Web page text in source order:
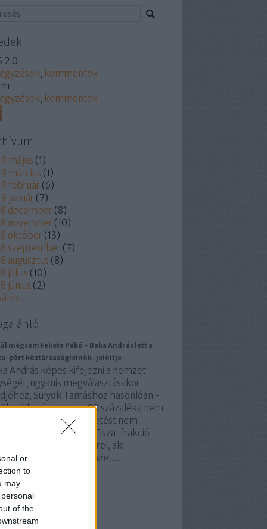
or
to
may
of the
2.0
, kommentek
, kommentek
május (1)
március (1)
február (6)
január (7)
december (8)
november (10)
október (13)
szeptember (7)
augusztus (8)
július (10)
június (2)
...
mégsem Fekete Pákó - Baka András lett a
párt köztársaságielnök-jelöltje
András képes kifejezni a nemzet
ugyanis megválasztásakor -
Sulyok Tamáshoz hasonlóan -
a társadalom 90 százaléka nem
Társadalmi egyeztetést nem
lefolytatni, mert a Tisza-frakció
Magyar Péterrel, aki
kifejezi a nemzet…